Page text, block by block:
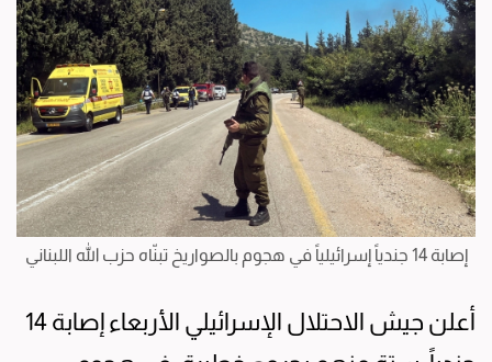
إصابة 14 جندياً إسرائيلياً في هجوم بالصواريخ تبنّاه حزب الله اللبناني
أعلن جيش الاحتلال الإسرائيلي الأربعاء إصابة 14